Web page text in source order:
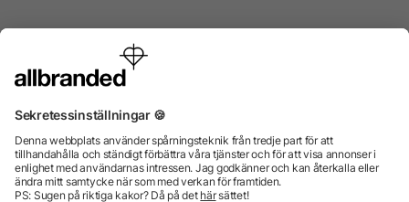
Internationellt